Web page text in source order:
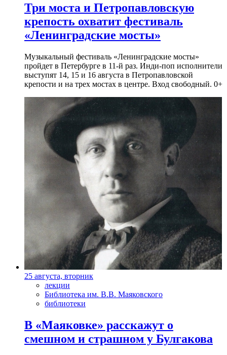
Три моста и Петропавловскую
крепость охватит фестиваль
«Ленинградские мосты»
Музыкальный фестиваль «Ленинградские мосты»
пройдет в Петербурге в 11-й раз. Инди-поп исполнители
выступят 14, 15 и 16 августа в Петропавловской
крепости и на трех мостах в центре. Вход свободный. 0+
25 августа, вторник
лекции
Библиотека им. В.В. Маяковского
библиотеки
В «Маяковке» расскажут о
смешном и страшном у Булгакова